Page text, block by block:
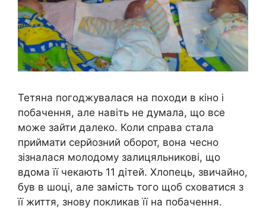
Тетяна погоджувалася на походи в кіно і
побачення, але навіть не думала, що все
може зайти далеко. Коли справа стала
приймати серйозний оборот, вона чесно
зізналася молодому залицяльникові, що
вдома її чекають 11 дітей. Хлопець, звичайно,
був в шоці, але замість того щоб сховатися з
її життя, знову покликав її на побачення.